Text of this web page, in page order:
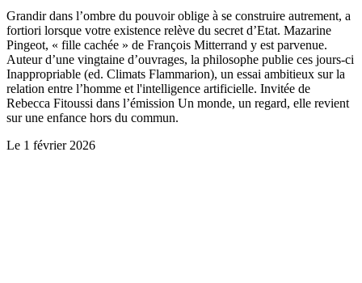
Grandir dans l’ombre du pouvoir oblige à se construire autrement, a
fortiori lorsque votre existence relève du secret d’Etat. Mazarine
Pingeot, « fille cachée » de François Mitterrand y est parvenue.
Auteur d’une vingtaine d’ouvrages, la philosophe publie ces jours-ci
Inappropriable (ed. Climats Flammarion), un essai ambitieux sur la
relation entre l’homme et l'intelligence artificielle. Invitée de
Rebecca Fitoussi dans l’émission Un monde, un regard, elle revient
sur une enfance hors du commun.
Le 1 février 2026